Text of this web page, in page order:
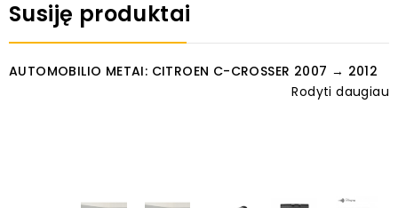
Susiję produktai
AUTOMOBILIO METAI: CITROEN C-CROSSER 2007 → 2012
Rodyti daugiau